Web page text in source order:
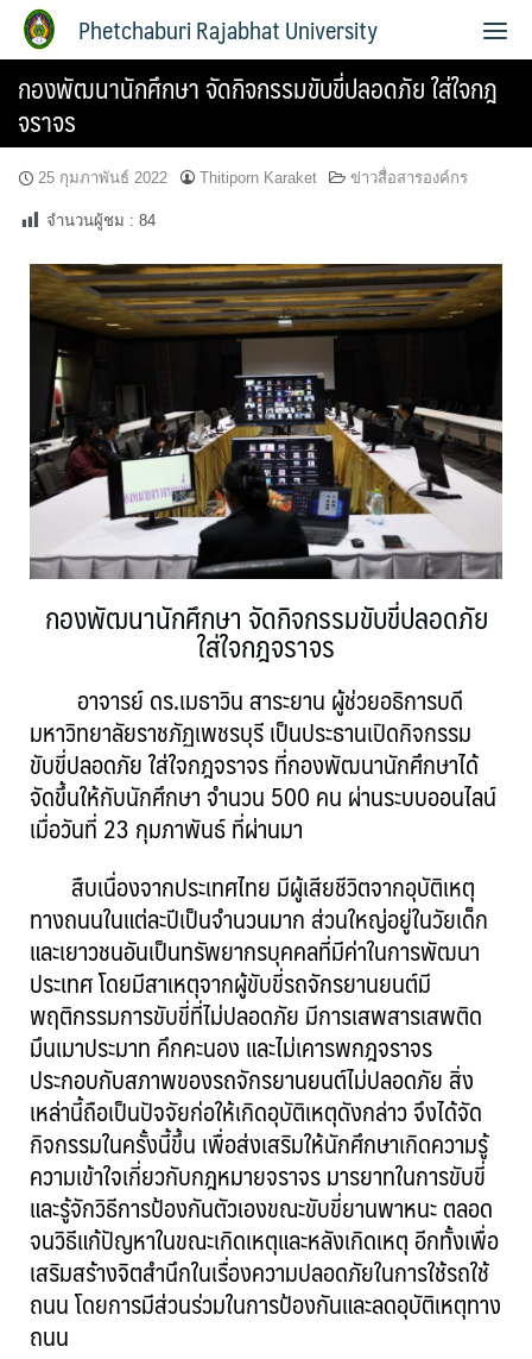
Phetchaburi Rajabhat University
กองพัฒนานักศึกษา จัดกิจกรรมขับขี่ปลอดภัย ใส่ใจกฎ
จราจร
25 กุมภาพันธ์ 2022 Thitiporn Karaket ข่าวสื่อสารองค์กร
จำนวนผู้ชม : 84
กองพัฒนานักศึกษา จัดกิจกรรมขับขี่ปลอดภัย
ใส่ใจกฎจราจร
อาจารย์ ดร.เมธาวิน สาระยาน ผู้ช่วยอธิการบดี
มหาวิทยาลัยราชภัฏเพชรบุรี เป็นประธานเปิดกิจกรรม
ขับขี่ปลอดภัย ใส่ใจกฎจราจร ที่กองพัฒนานักศึกษาได้
จัดขึ้นให้กับนักศึกษา จำนวน 500 คน ผ่านระบบออนไลน์
เมื่อวันที่ 23 กุมภาพันธ์ ที่ผ่านมา
สืบเนื่องจากประเทศไทย มีผู้เสียชีวิตจากอุบัติเหตุ
ทางถนนในแต่ละปีเป็นจำนวนมาก ส่วนใหญ่อยู่ในวัยเด็ก
และเยาวชนอันเป็นทรัพยากรบุคคลที่มีค่าในการพัฒนา
ประเทศ โดยมีสาเหตุจากผู้ขับขี่รถจักรยานยนต์มี
พฤติกรรมการขับขี่ที่ไม่ปลอดภัย มีการเสพสารเสพติด
มึนเมาประมาท คึกคะนอง และไม่เคารพกฎจราจร
ประกอบกับสภาพของรถจักรยานยนต์ไม่ปลอดภัย สิ่ง
เหล่านี้ถือเป็นปัจจัยก่อให้เกิดอุบัติเหตุดังกล่าว จึงได้จัด
กิจกรรมในครั้งนี้ขึ้น เพื่อส่งเสริมให้นักศึกษาเกิดความรู้
ความเข้าใจเกี่ยวกับกฎหมายจราจร มารยาทในการขับขี่
และรู้จักวิธีการป้องกันตัวเองขณะขับขี่ยานพาหนะ ตลอด
จนวิธีแก้ปัญหาในขณะเกิดเหตุและหลังเกิดเหตุ อีกทั้งเพื่อ
เสริมสร้างจิตสำนึกในเรื่องความปลอดภัยในการใช้รถใช้
ถนน โดยการมีส่วนร่วมในการป้องกันและลดอุบัติเหตุทาง
ถนน